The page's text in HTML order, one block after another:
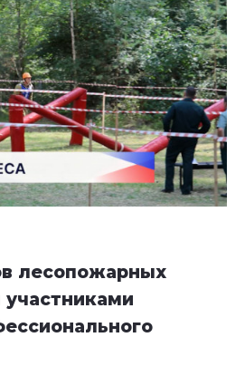
лесопожарных
участниками